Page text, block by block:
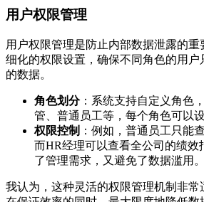
用户权限管理
用户权限管理是防止内部数据泄露的
细化的权限设置，确保不同角色的用户
的数据。
角色划分：系统支持自定义角色
管、普通员工等，每个角色可以
权限控制 ：例如，普通员工只能
而HR经理可以查看全公司的绩效
了管理需求，又避免了数据滥用。
我认为，这种灵活的权限管理机制非常